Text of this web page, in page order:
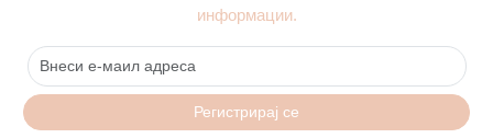
информации.
Регистрирај се